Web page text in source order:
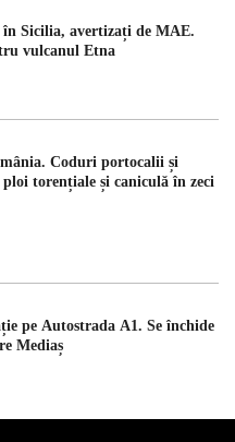
în Sicilia, avertizați de MAE.
vulcanul Etna
Coduri portocalii și
torențiale și caniculă în zeci
pe Autostrada A1. Se închide
Mediaș